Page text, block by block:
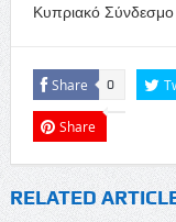
Κυπριακό Σύνδεσμο
Share 0
Share
RELATED